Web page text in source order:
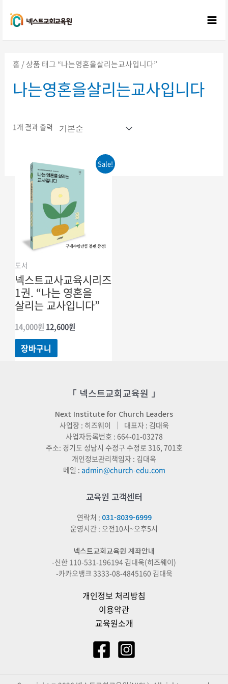
건너뛰기
홈 / 상품 태그 “나는영혼을살리는교사입니다”
나는영혼을살리는교사입니다
1개 결과 출력
Sale!
도서
넥스트교사교육시리즈
1권. “나는 영혼을
살리는 교사입니다”
14,000원원래
가격:
14,000원.
12,600원현재
장바구니
「 넥스트교회교육원 」
Next Institute for Church Leaders
사업장 : 히즈웨이 ｜ 대표자 : 김대욱
사업자등록번호 : 664-01-03278
주소: 경기도 성남시 수정구 수정로 316, 701호
개인정보관리책임자 : 김대욱
메일 : admin@church-edu.com
교육원 고객센터
연락처 : 031-8039-6999
운영시간 : 오전10시~오후5시
넥스트교회교육원 계좌안내
-신한 110-531-196194 김대욱(히즈웨이)
-카카오뱅크 3333-08-4845160 김대욱
개인정보 처리방침
이용약관
교육원소개